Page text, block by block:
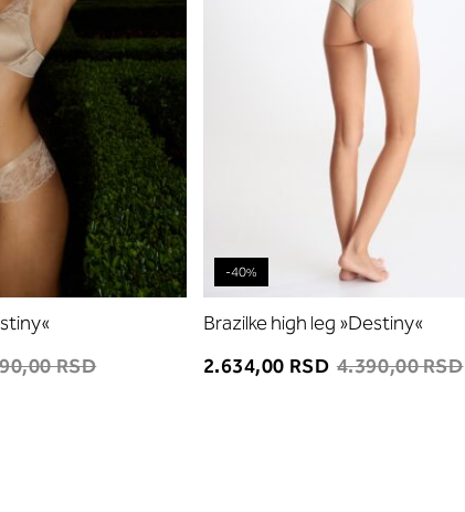
RSD
-40%
Brazilke high leg »Destiny«
2.634,00 RSD 4.390,00 RSD